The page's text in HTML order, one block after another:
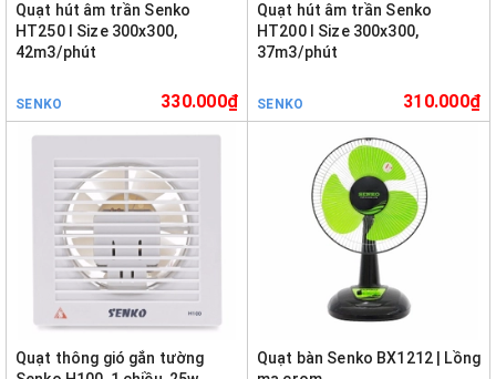
Quạt hút âm trần Senko
HT250 I Size 300x300,
42m3/phút
SENKO 330.000₫
Quạt hút âm trần Senko
HT200 I Size 300x300,
37m3/phút
SENKO 310.000₫
Quạt thông gió gắn tường
Quạt bàn Senko BX1212 | Lồng